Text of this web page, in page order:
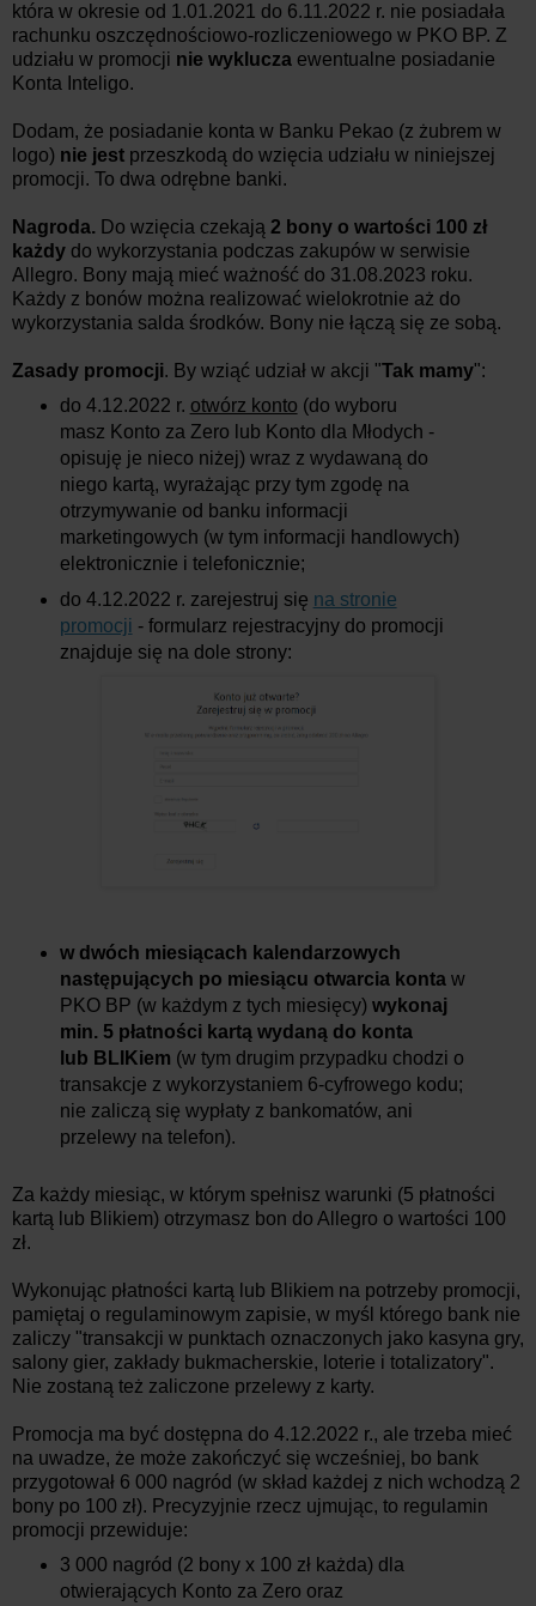
która w okresie od 1.01.2021 do 6.11.2022 r. nie posiadała
rachunku oszczędnościowo-rozliczeniowego w PKO BP. Z
udziału w promocji nie wyklucza ewentualne posiadanie
Konta Inteligo.
Dodam, że posiadanie konta w Banku Pekao (z żubrem w
logo) nie jest przeszkodą do wzięcia udziału w niniejszej
promocji. To dwa odrębne banki.
Nagroda. Do wzięcia czekają 2 bony o wartości 100 zł
każdy do wykorzystania podczas zakupów w serwisie
Allegro. Bony mają mieć ważność do 31.08.2023 roku.
Każdy z bonów można realizować wielokrotnie aż do
wykorzystania salda środków. Bony nie łączą się ze sobą.
Zasady promocji. By wziąć udział w akcji "Tak mamy":
do 4.12.2022 r. otwórz konto (do wyboru
masz Konto za Zero lub Konto dla Młodych -
opisuję je nieco niżej) wraz z wydawaną do
niego kartą, wyrażając przy tym zgodę na
otrzymywanie od banku informacji
marketingowych (w tym informacji handlowych)
elektronicznie i telefonicznie;
do 4.12.2022 r. zarejestruj się na stronie
promocji - formularz rejestracyjny do promocji
znajduje się na dole strony:
w dwóch miesiącach kalendarzowych
następujących po miesiącu otwarcia kontaw
PKO BP (w każdym z tych miesięcy) wykonaj
min. 5 płatności kartą wydaną do konta
lub BLIKiem (w tym drugim przypadku chodzi o
transakcje z wykorzystaniem 6-cyfrowego kodu;
nie zaliczą się wypłaty z bankomatów, ani
przelewy na telefon).
Za każdy miesiąc, w którym spełnisz warunki (5 płatności
kartą lub Blikiem) otrzymasz bon do Allegro o wartości 100
zł.
Wykonując płatności kartą lub Blikiem na potrzeby promocji,
pamiętaj o regulaminowym zapisie, w myśl którego bank nie
zaliczy "transakcji w punktach oznaczonych jako kasyna gry,
salony gier, zakłady bukmacherskie, loterie i totalizatory".
Nie zostaną też zaliczone przelewy z karty.
Promocja ma być dostępna do 4.12.2022 r., ale trzeba mieć
na uwadze, że może zakończyć się wcześniej, bo bank
przygotował 6 000 nagród (w skład każdej z nich wchodzą 2
bony po 100 zł). Precyzyjnie rzecz ujmując, to regulamin
promocji przewiduje:
3 000 nagród (2 bony x 100 zł każda) dla
otwierających Konto za Zero oraz